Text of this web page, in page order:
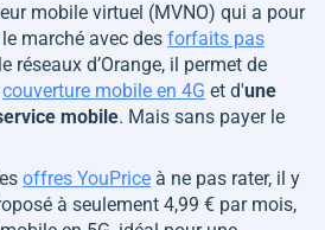
mobile virtuel (MVNO) qui a pour
marché avec des forfaits pas
réseaux d’Orange, il permet de
couverture mobile en 4G et d'une
mobile. Mais sans payer le
offres YouPrice à ne pas rater, il y
à seulement 4,99 € par mois,